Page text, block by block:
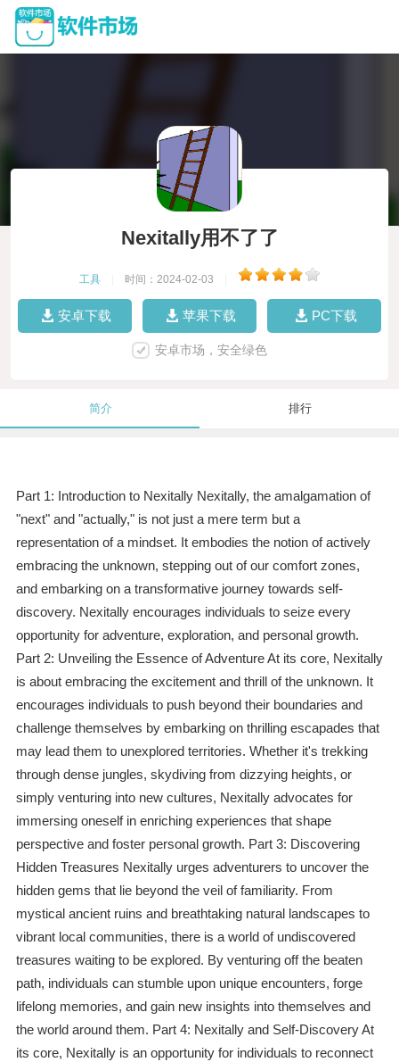
Nexitally用不了了
工具 时间：2024-02-03
安卓下载 苹果下载 PC下载
安卓市场，安全绿色
简介 排行
Part 1: Introduction to Nexitally Nexitally, the amalgamation of
"next" and "actually," is not just a mere term but a
representation of a mindset. It embodies the notion of actively
embracing the unknown, stepping out of our comfort zones,
and embarking on a transformative journey towards self-
discovery. Nexitally encourages individuals to seize every
opportunity for adventure, exploration, and personal growth.
Part 2: Unveiling the Essence of Adventure At its core, Nexitally
is about embracing the excitement and thrill of the unknown. It
encourages individuals to push beyond their boundaries and
challenge themselves by embarking on thrilling escapades that
may lead them to unexplored territories. Whether it's trekking
through dense jungles, skydiving from dizzying heights, or
simply venturing into new cultures, Nexitally advocates for
immersing oneself in enriching experiences that shape
perspective and foster personal growth. Part 3: Discovering
Hidden Treasures Nexitally urges adventurers to uncover the
hidden gems that lie beyond the veil of familiarity. From
mystical ancient ruins and breathtaking natural landscapes to
vibrant local communities, there is a world of undiscovered
treasures waiting to be explored. By venturing off the beaten
path, individuals can stumble upon unique encounters, forge
lifelong memories, and gain new insights into themselves and
the world around them. Part 4: Nexitally and Self-Discovery At
its core, Nexitally is an opportunity for individuals to reconnect